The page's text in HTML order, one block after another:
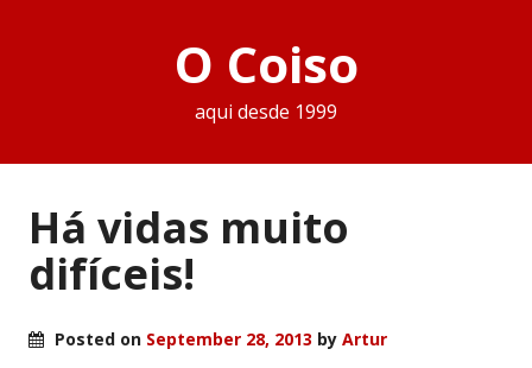
O Coiso
aqui desde 1999
Há vidas muito
difíceis!
Posted on September 28, 2013 by Artur